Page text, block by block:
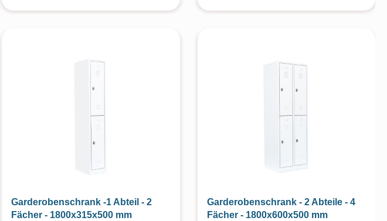
Garderobenschrank -1 Abteil - 2
Fächer - 1800x315x500 mm
Garderobenschrank - 2 Abteile - 4
Fächer - 1800x600x500 mm